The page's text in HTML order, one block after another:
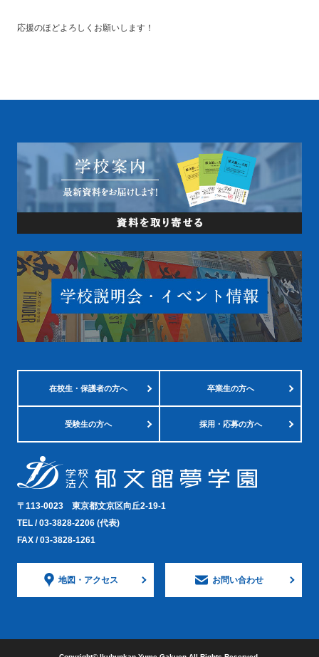
応援のほどよろしくお願いします！
在校生・保護者の方へ 卒業生の方へ
受験生の方へ 採用・応募の方へ
〒113-0023 東京都文京区向丘2-19-1
TEL /03-3828-2206 (代表)
FAX / 03-3828-1261
地図・ アクセス お問い合わせ